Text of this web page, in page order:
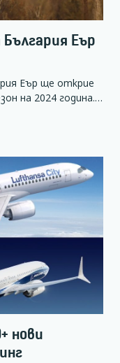
Еър
Еър ще открие
на 2024 година.…
нови